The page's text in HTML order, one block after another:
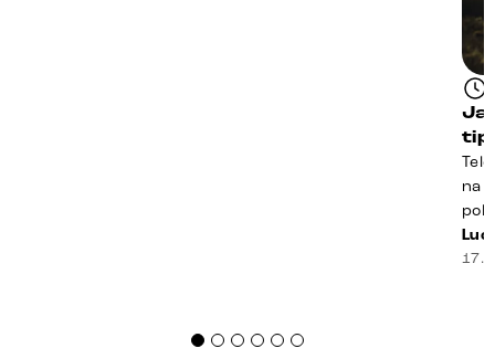
na
17.